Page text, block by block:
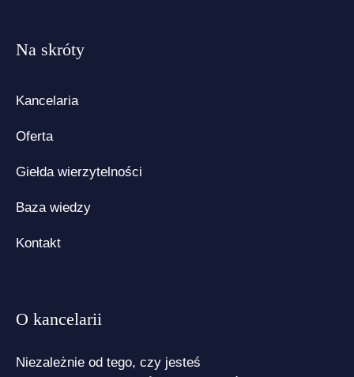
Na skróty
Kancelaria
Oferta
Giełda wierzytelności
Baza wiedzy
Kontakt
O kancelarii
Niezależnie od tego, czy jesteś